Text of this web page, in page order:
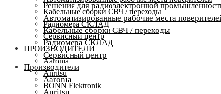
Кабельные сборки СВЧ / переходы
Радиомера СКЛАД
Сервисный центр
ПРОИЗВОДИТЕЛИ
Aaronia
Anritsu
BONN Elektronik
Решения для радиоэлектронной
Автоматизированные рабочие места
Кабельные сборки СВЧ / переходы
Радиомера СКЛАД
Сервисный центр
Производители
Aaronia
Anritsu